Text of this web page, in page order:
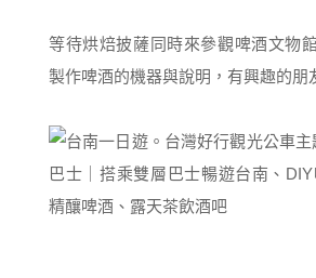
等待烘焙披薩同時來參觀啤酒文物
製作啤酒的機器與說明，有興趣的朋